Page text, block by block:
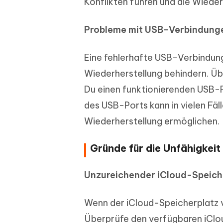
Probleme mit USB-
Eine fehlerhafte USB-
Wiederherstellung behindern.
Du einen funktionierenden
des USB-Ports kann in vielen
Wiederherstellung ermöglichen.
Gründe für die
Unzureichender iCloud-
Wenn der iCloud-Speicherplatz
Überprüfe den verfügbaren